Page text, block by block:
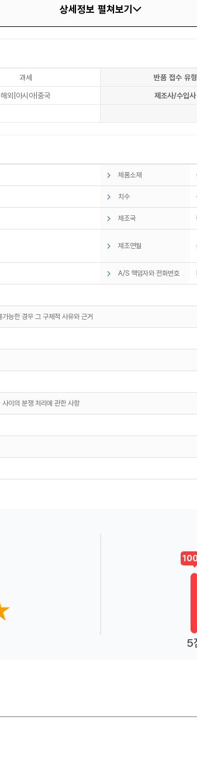
상세정보 펼쳐보기
과세 반품 접수 유형
해외|아시아|중국 제조사/수입사
제품소재
치수
제조국
제조연월
A/S 책임자와 전화번호
능한 경우 그 구체적 사유와 근거
이의 분쟁 처리에 관한 사항
5